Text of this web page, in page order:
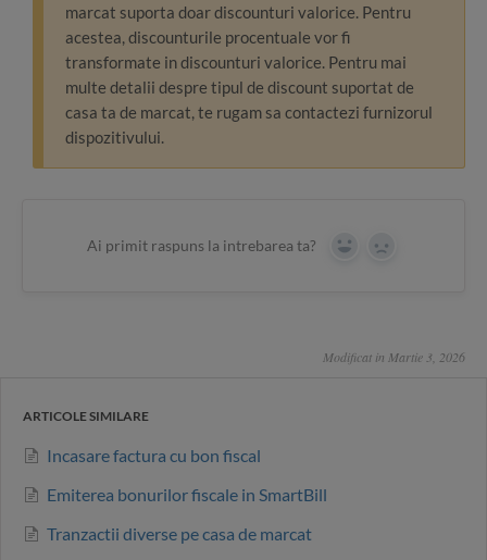
marcat suporta doar discounturi valorice. Pentru
acestea, discounturile procentuale vor fi
transformate in discounturi valorice. Pentru mai
multe detalii despre tipul de discount suportat de
casa ta de marcat, te rugam sa contactezi furnizorul
dispozitivului.
Ai primit raspuns la intrebarea ta? Yes No
Modificat in Martie 3, 2026
ARTICOLE SIMILARE
Incasare factura cu bon fiscal
Emiterea bonurilor fiscale in SmartBill
Tranzactii diverse pe casa de marcat